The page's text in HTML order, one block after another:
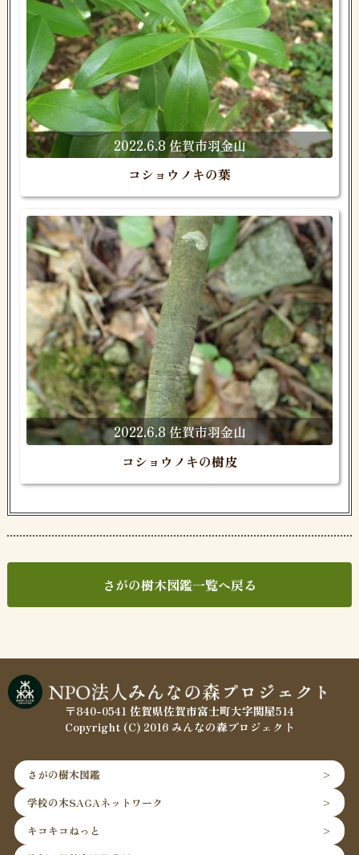
2022.6.8 佐賀市羽金山
コショウノキの葉
2022.6.8 佐賀市羽金山
コショウノキの樹皮
さがの樹木図鑑一覧へ戻る
〒840-0541 佐賀県佐賀市富士町大字関屋514
Copyright (C) 2016 みんなの森プロジェクト
さがの樹木図鑑
学校の木SAGAネットワーク
キコキコねっと